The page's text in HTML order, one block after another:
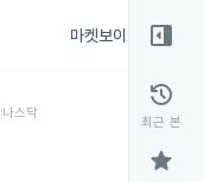
마켓보이스
나스닥
right_panel_open
history
최근 본
star